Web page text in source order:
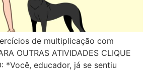
de multiplicação com
OUTRAS ATIVIDADES CLIQUE
*Você, educador, já se sentiu